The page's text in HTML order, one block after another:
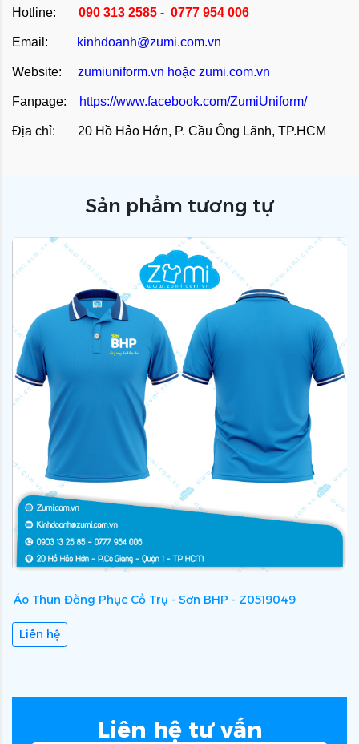
Hotline: 090 313 2585 - 0777 954 006
Email: kinhdoanh@zumi.com.vn
Website: zumiuniform.vn hoặc zumi.com.vn
Fanpage: https://www.facebook.com/ZumiUniform/
Địa chỉ: 20 Hồ Hảo Hớn, P. Cầu Ông Lãnh, TP.HCM
Sản phẩm tương tự
Áo Thun Đồng Phục Cổ Trụ - Sơn BHP - Z0519049
Liên hệ
Liên hệ tư vấn